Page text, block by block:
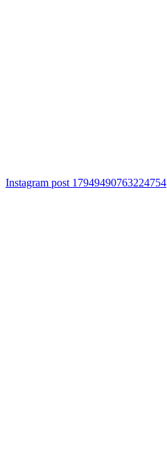
Instagram post 17949490763224754